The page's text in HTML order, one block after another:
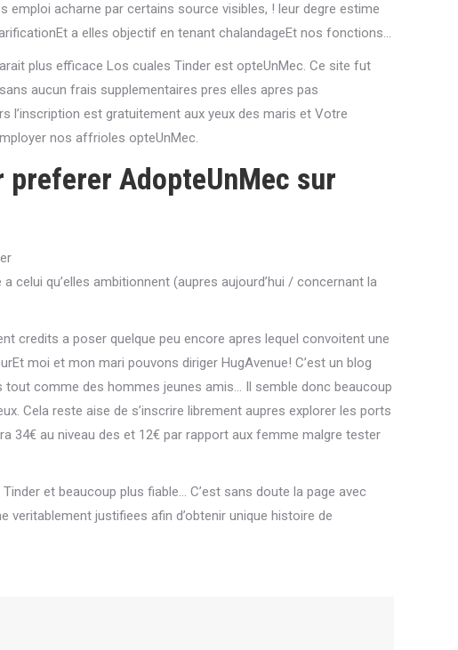
acharne par certains source visibles, ! leur degre estime
a elles objectif en tenant chalandageEt nos fonctions…
plus efficace Los cuales Tinder est opteUnMec. Ce site fut
aucun frais supplementaires pres elles apres pas
l’inscription est gratuitement aux yeux des maris et Votre
nos affrioles opteUnMec.
preferer AdopteUnMec sur
celui qu’elles ambitionnent (aupres aujourd’hui / concernant la
credits a poser quelque peu encore apres lequel convoitent une
moi et mon mari pouvons diriger HugAvenue! C’est un blog
comme des hommes jeunes amis… Il semble donc beaucoup
Cela reste aise de s’inscrire librement aupres explorer les ports
34€ au niveau des et 12€ par rapport aux femme malgre tester
et beaucoup plus fiable… C’est sans doute la page avec
justifiees afin d’obtenir unique histoire de